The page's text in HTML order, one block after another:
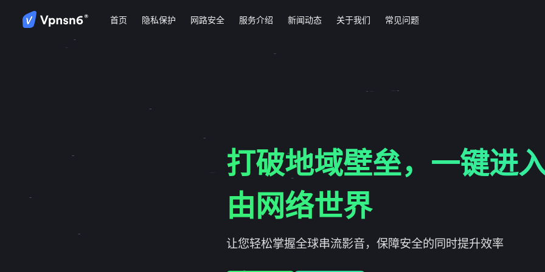
首页 隐私保护 网路安全 服务介绍 新闻动态 关于我们 常见问题
打破地域壁垒，一键进
由网络世界
让您轻松掌握全球串流影音，保障安全的同时提升效率